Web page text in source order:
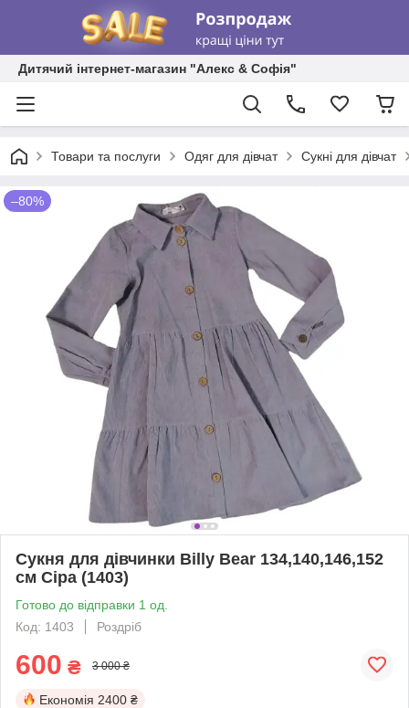
Дитячий інтернет-магазин "Алекс & Софія"
Товари та послуги Одяг для дівчат Сукні для дівчат
–80%
Сукня для дівчинки Billy Bear 134,140,146,152
см Сіра (1403)
Готово до відправки 1 од.
Код: 1403
Роздріб
600 ₴ 3 000 ₴
Економія 2400 ₴